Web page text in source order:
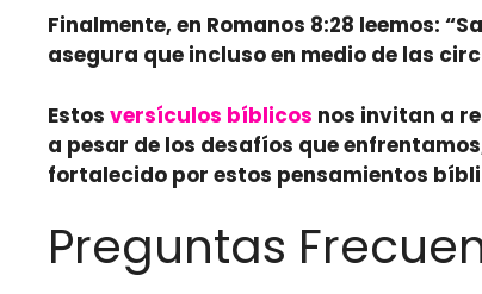
Finalmente, en Romanos 8:28 leemos: “
asegura que incluso en medio de las
Estos versículos bíblicos nos invitan a
a pesar de los desafíos que
fortalecido por estos pensamientos
Preguntas